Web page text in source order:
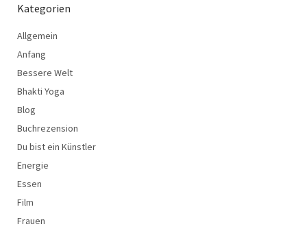
Kategorien
Allgemein
Anfang
Bessere Welt
Bhakti Yoga
Blog
Buchrezension
Du bist ein Künstler
Energie
Essen
Film
Frauen